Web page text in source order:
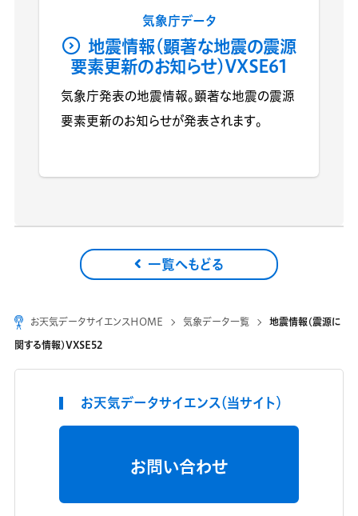
気象庁データ
地震情報(顕著な地震の震源
要素更新のお知らせ)VXSE61
気象庁発表の地震情報。顕著な地震の震源
要素更新のお知らせが発表されます。
一覧へもどる
お天気データサイエンスHOME 気象データ一覧
地震情報(震源に
関する情報)VXSE52
お天気データサイエンス（当サイト）
お問い合わせ